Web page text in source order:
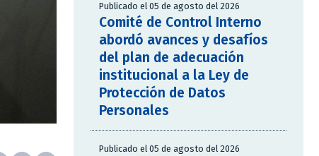
Publicado el 05 de agosto del 2026
Comité de Control Interno
abordó avances y desafíos
del plan de adecuación
institucional a la Ley de
Protección de Datos
Personales
Publicado el 05 de agosto del 2026